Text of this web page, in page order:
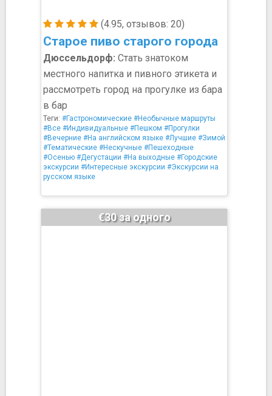
(4.95, отзывов: 20)
Старое пиво старого города
Дюссельдорф: Стать знатоком
местного напитка и пивного этикета и
рассмотреть город на прогулке из бара
в бар
Теги: #Гастрономические #Необычные маршруты
#Все #Индивидуальные #Пешком #Прогулки
#Вечерние #На английском языке #Лучшие #Зимой
#Тематические #Нескучные #Пешеходные
#Осенью #Дегустации #На выходные #Городские
экскурсии #Интересные экскурсии #Экскурсии на
русском языке
€30 за одного